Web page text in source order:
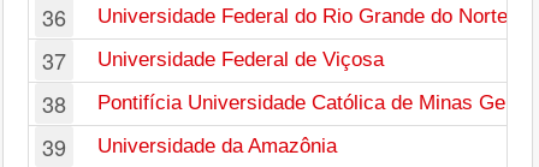
36 Universidade Federal do Rio Grande do Norte
37 Universidade Federal de Viçosa
38 Pontifícia Universidade Católica de Minas Gerais
39 Universidade da Amazônia